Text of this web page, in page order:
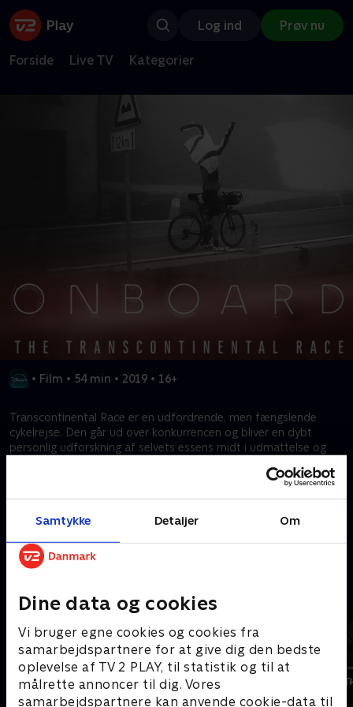
Samtykke Detaljer Om
Dine data og cookies
Vi bruger egne cookies og cookies fra
samarbejdspartnere for at give dig den bedste
oplevelse af TV 2 PLAY, til statistik og til at
målrette annoncer til dig. Vores
samarbejdspartnere kan anvende cookie-data til
Log ind Prøv nu
Forside Live TV Kategorier
• Film • 54 min • 2019 • 16+
Transcontinental Race er en udfordrende, men fængslende
cykelrejse. Den går ud over konkurrencen og bliver en dybt
personlig udforskning af selvets essens midt i udmattelse og
tværs af tre løb fra 2016 til 2018 og tilbyder seerne en dyb
Kræver tilkøb
Mere indhold fra Disney+